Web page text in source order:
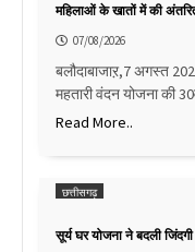
महिलाओं के खातों में की
07/08/2026
बलौदाबाजाऱ,7 अगस्त
महतारी वंदन योजना की
Read More..
छत्तीसगढ़
सूर्य घर योजना ने बदली